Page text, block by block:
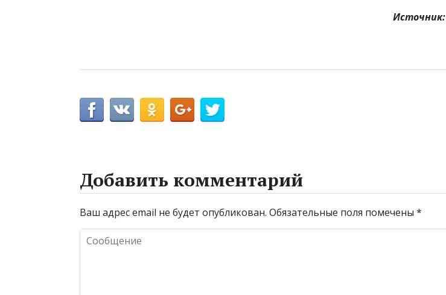
Источник:
Добавить комментарий
Ваш адрес email не будет опубликован. Обязательные поля помечены *